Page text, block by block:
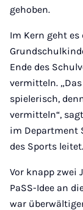
gehoben.
Im Kern geht
Ende des
vermitteln.
spielerisch,
vermitteln“,
im Department
des Sports leitet.
Vor knapp zwei
PaSS-Idee an
war